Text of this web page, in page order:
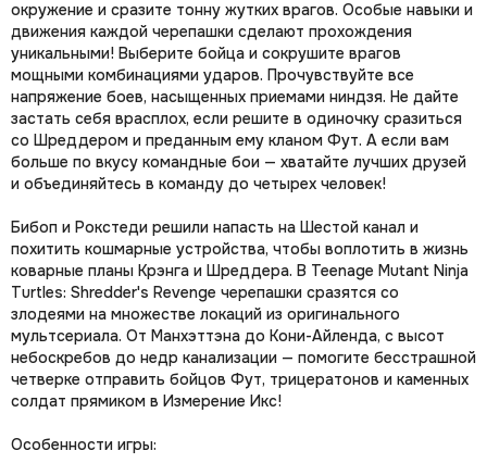
окружение и сразите тонну жутких врагов. Особые навыки и
движения каждой черепашки сделают прохождения
уникальными! Выберите бойца и сокрушите врагов
мощными комбинациями ударов. Прочувствуйте все
напряжение боев, насыщенных приемами ниндзя. Не дайте
застать себя врасплох, если решите в одиночку сразиться
со Шреддером и преданным ему кланом Фут. А если вам
больше по вкусу командные бои — хватайте лучших друзей
и объединяйтесь в команду до четырех человек!
Бибоп и Рокстеди решили напасть на Шестой канал и
похитить кошмарные устройства, чтобы воплотить в жизнь
коварные планы Крэнга и Шреддера. В Teenage Mutant Ninja
Turtles: Shredder's Revenge черепашки сразятся со
злодеями на множестве локаций из оригинального
мультсериала. От Манхэттэна до Кони-Айленда, с высот
небоскребов до недр канализации — помогите бесстрашной
четверке отправить бойцов Фут, трицератонов и каменных
солдат прямиком в Измерение Икс!
Особенности игры: